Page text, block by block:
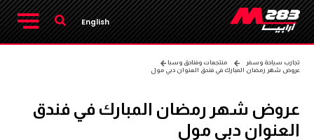
English
تجارب سياحة وسفر
منتجعات وفنادق وسبا
عروض شهر رمضان المبارك في فندق العنوان دبي مول
عروض شهر رمضان المبارك في فندق
العنوان دبي مول